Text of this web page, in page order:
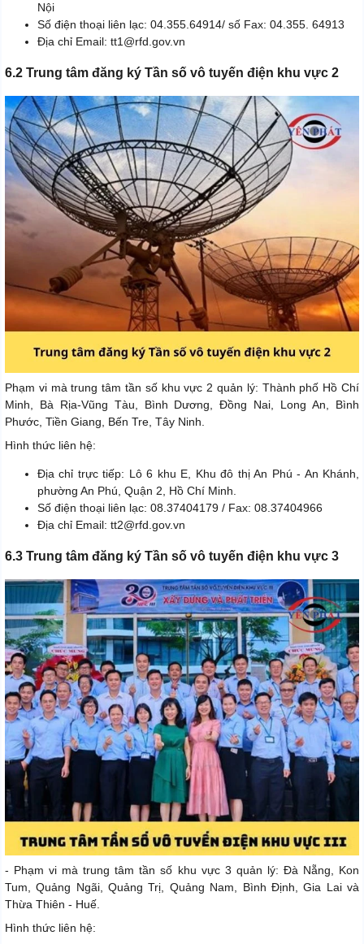
Nội
Số điện thoại liên lạc: 04.355.64914/ số Fax: 04.355. 64913
Địa chỉ Email: tt1@rfd.gov.vn
6.2 Trung tâm đăng ký Tần số vô tuyến điện khu vực 2
Phạm vi mà trung tâm tần số khu vực 2 quản lý: Thành phố Hồ Chí
Minh, Bà Rịa-Vũng Tàu, Bình Dương, Đồng Nai, Long An, Bình
Phước, Tiền Giang, Bến Tre, Tây Ninh.
Hình thức liên hệ:
Địa chỉ trực tiếp: Lô 6 khu E, Khu đô thị An Phú - An Khánh,
phường An Phú, Quận 2, Hồ Chí Minh.
Số điện thoại liên lạc: 08.37404179 / Fax: 08.37404966
Địa chỉ Email: tt2@rfd.gov.vn
6.3 Trung tâm đăng ký Tần số vô tuyến điện khu vực 3
- Phạm vi mà trung tâm tần số khu vực 3 quản lý: Đà Nẵng, Kon
Tum, Quảng Ngãi, Quảng Trị, Quảng Nam, Bình Định, Gia Lai và
Thừa Thiên - Huế.
Hình thức liên hệ: